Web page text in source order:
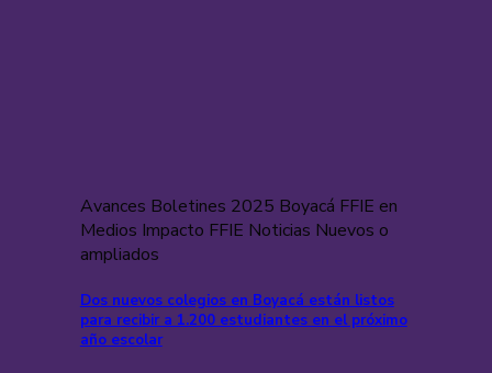
Avances Boletines 2025 Boyacá FFIE en
Medios Impacto FFIE Noticias Nuevos o
ampliados
Dos nuevos colegios en Boyacá están listos
para recibir a 1.200 estudiantes en el próximo
año escolar